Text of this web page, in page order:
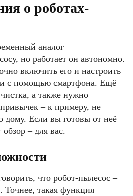
о роботах-
аналог
но работает он автономно.
включить его и настроить
с помощью смартфона. Ещё
чистка, а также нужно
– к примеру, не
дому. Если вы готовы от неё
обзор – для вас.
что робот-пылесос –
такая функция